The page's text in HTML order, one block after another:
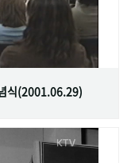
식(2001.06.29)